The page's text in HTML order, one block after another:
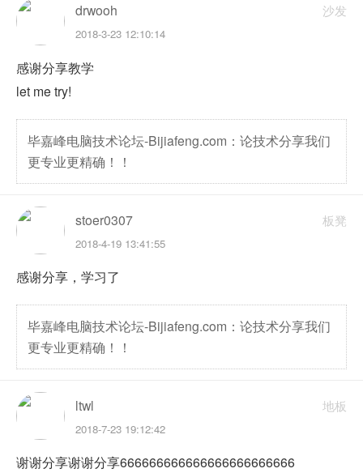
沙发
drwooh
2018-3-23 12:10:14
感谢分享教学
let me try!
毕嘉峰电脑技术论坛-Bijiafeng.com：论技术分享我们
更专业更精确！！
板凳
stoer0307
2018-4-19 13:41:55
感谢分享，学习了
毕嘉峰电脑技术论坛-Bijiafeng.com：论技术分享我们
更专业更精确！！
地板
ltwl
2018-7-23 19:12:42
谢谢分享谢谢分享666666666666666666666666